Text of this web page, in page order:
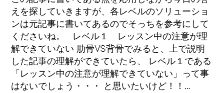
えを探していきますが、各レベルのソリューショ
ンは元記事に書いてあるのでそっちを参考にして
くださいね。 レベル１ レッスン中の注意が理
解できていない 肋骨VS背骨でみると、上で説明
した記事の理解ができていたら、 レベル１である
「レッスン中の注意が理解できていない」って事
はないでしょう・・・ と思いたいけど！！…